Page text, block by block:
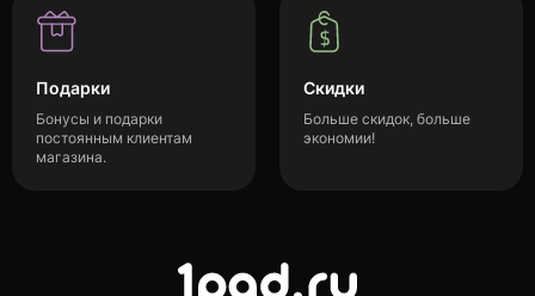
Подарки
Бонусы и подарки
постоянным клиентам
магазина.
Скидки
Больше скидок, больше
экономии!